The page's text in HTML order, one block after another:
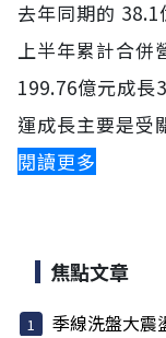
去年同期的 38.1
上半年累計合併
199.76億元成長
運成長主要是受
閱讀更多
焦點文章
季線洗盤大震